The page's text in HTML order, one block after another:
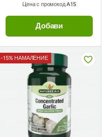
Цена с промокодA15
Добави
-15% НАМАЛЕНИЕ